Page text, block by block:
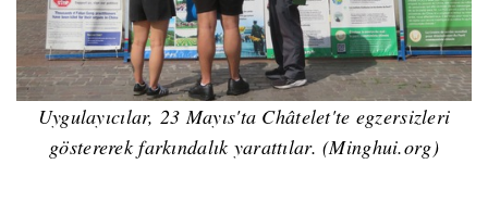
Uygulayıcılar, 23 Mayıs'ta Châtelet'te egzersizleri
göstererek farkındalık yarattılar. (Minghui.org)